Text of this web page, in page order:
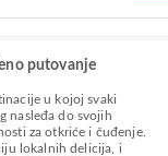
putovanje
u kojoj svaki
nasleđa do svojih
za otkriće i čuđenje.
lokalnih delicija, i